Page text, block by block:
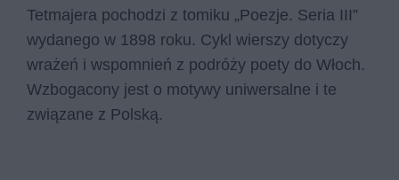
Tetmajera pochodzi z tomiku „Poezje. Seria III”
wydanego w 1898 roku. Cykl wierszy dotyczy
wrażeń i wspomnień z podróży poety do Włoch.
Wzbogacony jest o motywy uniwersalne i te
związane z Polską.